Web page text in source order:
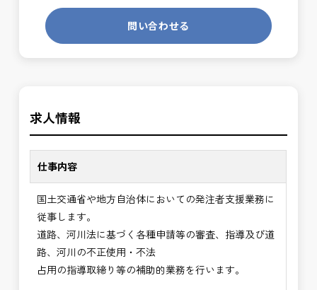
※基本的に、土日祝祭日は、休日となります。
＊受注が多く、増員募集しております。
か？
発注者側の立場で業務を行う、やりがいのあるお仕
事です。
長期的にお仕事が出来る方を募集しております。
✅ストレスのない、上下関係を気にしなくてもよい
職場環境
✅「仕事のやりがい」と「賃金」のバランスを大切
に致します。
⭐＝＝お祝い金100,000円＝＝⭐
※お祝い金の支給条件は、入社より3ヶ月経過され
た方が対象となります。
その他支給条件の詳細については、問い合わせくだ
さい。
問い合わせる
求人情報
仕事内容
国土交通省や地方自治体においての発注者支援業務に
従事します。
道路、河川法に基づく各種申請等の審査、指導及び道
路、河川の不正使用・不法
占用の指導取締り等の補助的業務を行います。